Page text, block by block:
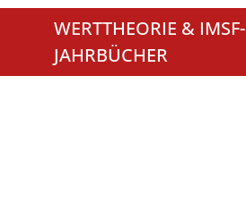
WERTTHEORIE & IMSF-
JAHRBÜCHER